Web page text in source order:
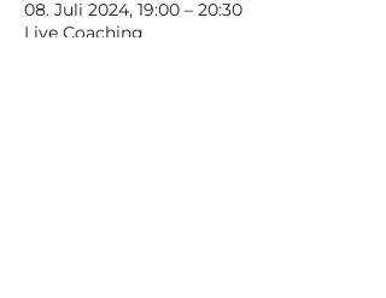
08. Juli 2024, 19:00 – 20:30
Live Coaching